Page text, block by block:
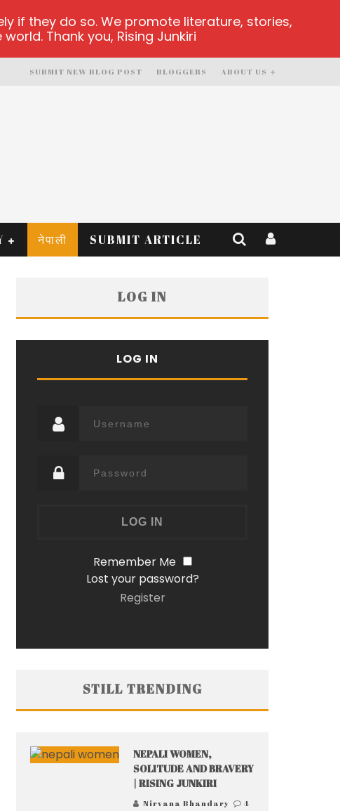
ABOUT US
BLOGGERS
SUBMIT NEW BLOG POST
नेपाली SUBMIT ARTICLE
LOG IN
LOG IN
Remember Me
Lost your password?
Register
STILL TRENDING
NEPALI WOMEN,
SOLITUDE AND BRAVERY
| RISING JUNKIRI
Nirvana Bhandary
4
if they do so. We promote literature, stories,
Thank you, Rising Junkiri